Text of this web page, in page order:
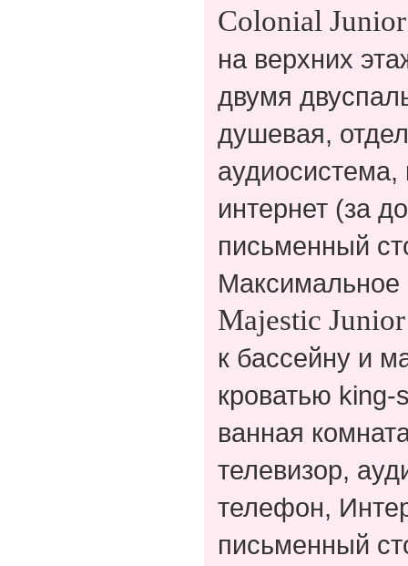
Colonial Junior
на верхних
двумя
душевая,
интернет (за
письменный
Majestic Junior
к бассейну и
кроватью
ванная
телевизор,
телефон,
письменный